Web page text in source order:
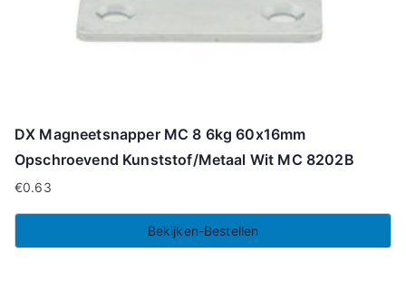
DX Magneetsnapper MC 8 6kg 60x16mm
Opschroevend Kunststof/Metaal Wit MC 8202B
€0.63
Bekijken-Bestellen